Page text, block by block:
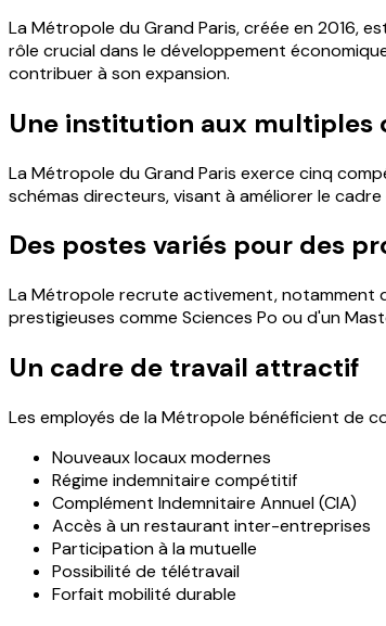
La Métropole du Grand Paris, créée en 2016,
rôle crucial dans le développement
contribuer à son expansion.
Une institution aux multiples
La Métropole du Grand Paris exerce cinq
schémas directeurs, visant à améliorer le
Des postes variés pour des
La Métropole recrute activement, notamment
prestigieuses comme Sciences Po ou d'un
Un cadre de travail attractif
Les employés de la Métropole bénéficient de
Nouveaux locaux modernes
Régime indemnitaire compétitif
Complément Indemnitaire Annuel (CIA)
Accès à un restaurant inter-entreprises
Participation à la mutuelle
Possibilité de télétravail
Forfait mobilité durable